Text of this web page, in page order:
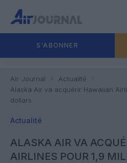
S'ABONNER
Air Journal
Actualité
Alaska Air va acquérir Hawaiian
dollars
Actualité
ALASKA AIR VA
AIRLINES POUR 1,9